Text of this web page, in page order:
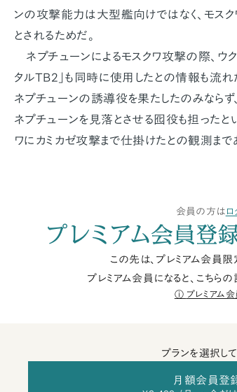
ンの攻撃能力は大型艦向けではなく、モス
とされるためだ。
ネプチューンによるモスクワ攻撃の際、ウ
タルTB2」も同時に使用したとの情報も流れ
ネプチューンの誘導役を果たしたのみなら
ネプチューンを見落とさせる囮役も担ったと
ワにカミカゼ攻撃まで仕掛けたとの観測ま
会員の方は ロ
プレミアム会員登
この先は、プレミアム会員限
プレミアム会員になると、こちら
プレミアム
プランを選択し
月額会員登